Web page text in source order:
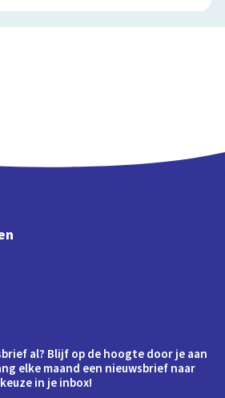
al? Blijf op de hoogte door je aan
elke maand een nieuwsbrief naar
keuze in je inbox!